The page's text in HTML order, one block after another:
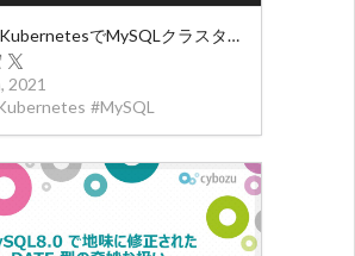
オンプレKubernetesでMySQLクラスタの運用を自動化するためにOperatorを自作している話
2021
#MySQL